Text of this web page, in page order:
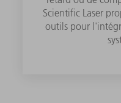
Scientific Laser
outils pour